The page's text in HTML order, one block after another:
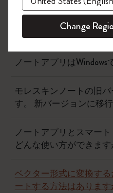
どのデバイスがモレス
していますか？
ノートアプリはWindows
モレスキンノートの旧
す。 新バージョンに移
ノートアプリとスマー
どんな使い方ができます
ベクター形式に変換す
ートする方法はあります
今すぐ
Change